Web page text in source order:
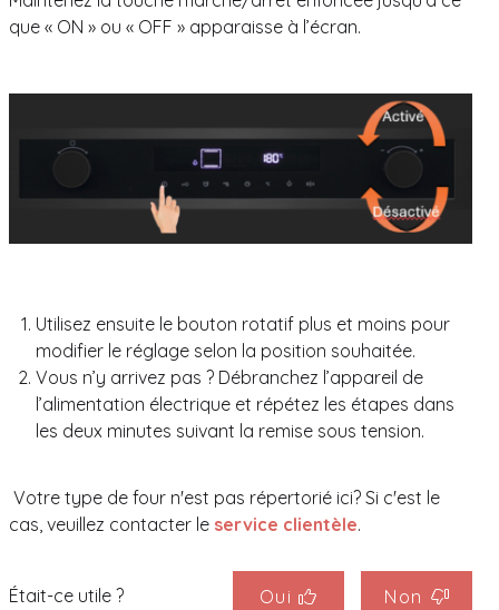
que « ON » ou « OFF » apparaisse à l’écran.
Utilisez ensuite le bouton rotatif plus et moins pour
modifier le réglage selon la position souhaitée.
Vous n’y arrivez pas ? Débranchez l’appareil de
l’alimentation électrique et répétez les étapes dans
les deux minutes suivant la remise sous tension.
Votre type de four n'est pas répertorié ici? Si c'est le
cas, veuillez contacter le service clientèle.
Était-ce utile ? Oui Non